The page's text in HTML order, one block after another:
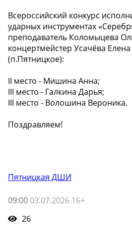
Всероссийский конкурс
ударных инструментах
преподаватель Коломыцева
концертмейстер Усачёва
(п.Пятницкое):
II место - Мишина Анна;
III место - Галкина Дарья;
III место - Волошина Вероника.
Поздравляем!
Пятницкая ДШИ
09:00 03.07.2026 16+
26